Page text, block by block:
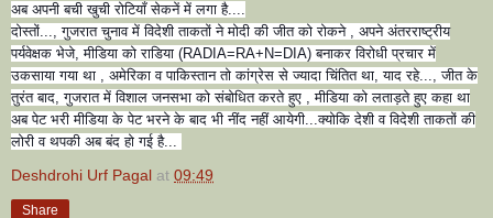
अब अपनी बची खुची रोटियाँ सेकनें में लगा है....
दोस्तों..., गुजरात चुनाव में विदेशी ताकतों ने मोदी की जीत को रोकने , अपने अंतरराष्ट्रीय
पर्यवेक्षक भेजे, मीडिया को राडिया (RADIA=RA+N=DIA) बनाकर विरोधी प्रचार में
उकसाया गया था , अमेरिका व पाकिस्तान तो कांग्रेस से ज्यादा चिंतित था, याद रहे..., जीत के
तुरंत बाद, गुजरात में विशाल जनसभा को संबोधित करते हुए , मीडिया को लताड़ते हुए कहा था
अब पेट भरी मीडिया के पेट भरने के बाद भी नींद नहीं आयेगी...क्योकि देशी व विदेशी ताकतों की
लोरी व थपकी अब बंद हो गई है...
Deshdrohi Urf Pagal at 09:49
Share